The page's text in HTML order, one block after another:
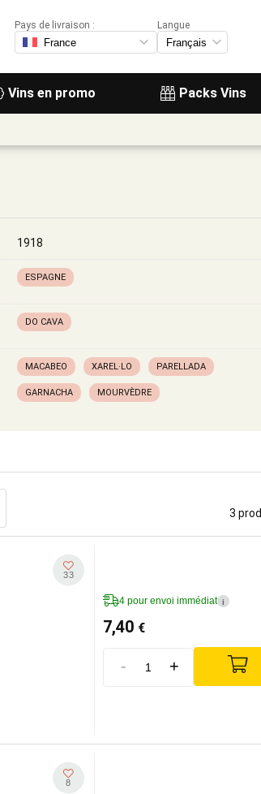
Vins en promo Packs Vins
Pays de livraison :
Langue
1918
ESPAGNE
DO CAVA
MACABEO XAREL·LO PARELLADA
GARNACHA MOURVÈDRE
3
33
4 pour envoi immédiat i
7,40 €
- +
8